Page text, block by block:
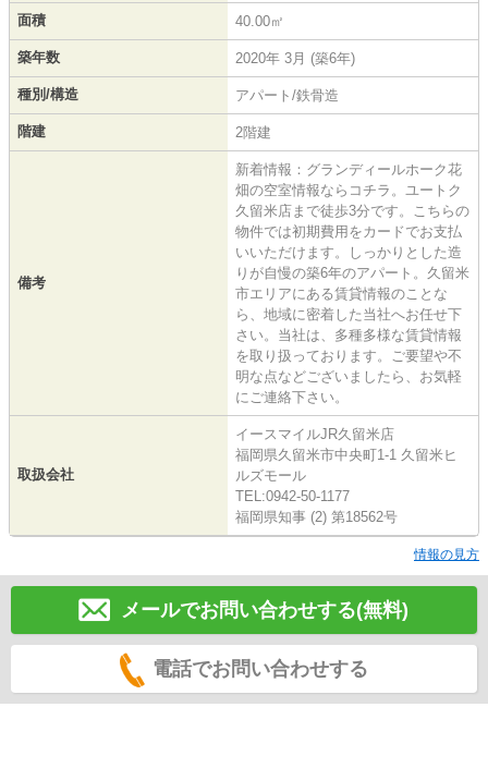
面積 40.00㎡
築年数 2020年 3月 (築6年)
種別/構造 アパート/鉄骨造
階建 2階建
備考
新着情報：グランディールホーク花
畑の空室情報ならコチラ。ユートク
久留米店まで徒歩3分です。こちらの
物件では初期費用をカードでお支払
いいただけます。しっかりとした造
りが自慢の築6年のアパート。久留米
市エリアにある賃貸情報のことな
ら、地域に密着した当社へお任せ下
さい。当社は、多種多様な賃貸情報
を取り扱っております。ご要望や不
明な点などございましたら、お気軽
にご連絡下さい。
取扱会社
イースマイルJR久留米店
福岡県久留米市中央町1-1 久留米ヒ
ルズモール
TEL:0942-50-1177
福岡県知事 (2) 第18562号
情報の見方
メールでお問い合わせする(無料)
電話でお問い合わせする